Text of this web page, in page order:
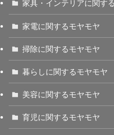
家具・インテリアに関す
家電に関するモヤモヤ
掃除に関するモヤモヤ
暮らしに関するモヤモヤ
美容に関するモヤモヤ
育児に関するモヤモヤ